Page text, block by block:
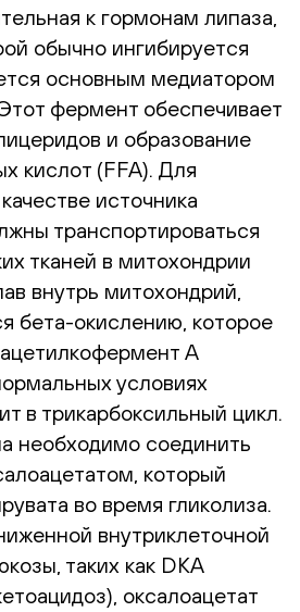
к гормонам липаза,
обычно ингибируется
основным медиатором
фермент обеспечивает
и образование
кислот (FFA). Для
источника
транспортироваться
тканей в митохондрии
внутрь митохондрий,
бета-окислению, которое
A
условиях
в трикарбоксильный цикл.
необходимо соединить
который
во время гликолиза.
внутриклеточной
таких как DKA
оксалоацетат